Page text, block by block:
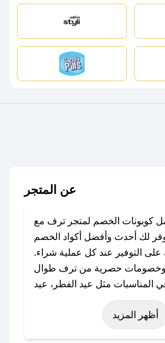
عن المتجر
كوبونات الخصم لمتجر ترف مع
لك أحدث وأفضل أكواد الخصم
التوفير عند كل عملية شراء.
وخصومات حصرية من ترف طوال
المناسبات مثل عيد الفطر، عيد
البيضاء (شهر نوفمبر)، رمضان،
التأسيس، أو حتى عروض خاصة
أظهر المزيد